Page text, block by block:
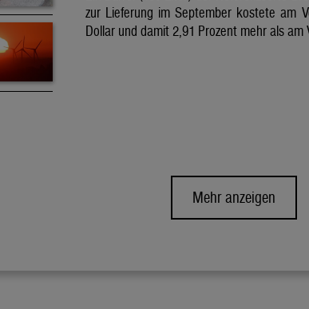
zur Lieferung im September kostete am
Dollar und damit 2,91 Prozent mehr als am
Mehr anzeigen